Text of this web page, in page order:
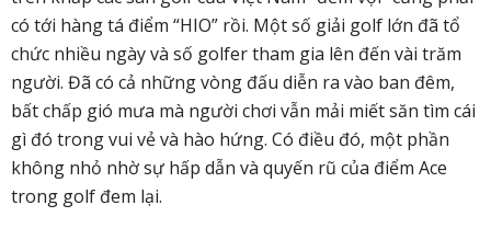
có tới hàng tá điểm “HIO” rồi. Một số giải golf lớn đã tổ
chức nhiều ngày và số golfer tham gia lên đến vài trăm
người. Đã có cả những vòng đấu diễn ra vào ban đêm,
bất chấp gió mưa mà người chơi vẫn mải miết săn tìm cái
gì đó trong vui vẻ và hào hứng. Có điều đó, một phần
không nhỏ nhờ sự hấp dẫn và quyến rũ của điểm Ace
trong golf đem lại.